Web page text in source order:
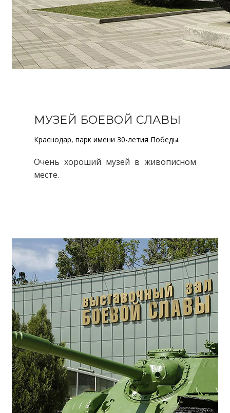
МУЗЕЙ БОЕВОЙ СЛАВЫ
Краснодар, парк имени 30-летия Победы.
Очень хороший музей в живописном
месте.